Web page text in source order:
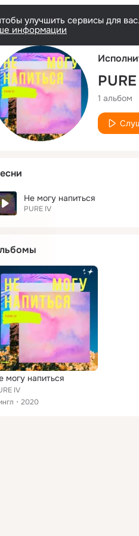
улучшить сервисы для
информации
1 альбом
Не могу напиться
PURE IV
могу напиться
IV
2020